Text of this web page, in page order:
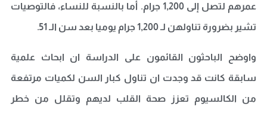
عمرهم لتصل إلى 1,200 جرام. أما بالنسبة للنساء، فالتوصيات
تشير بضرورة تناولهن لـ 1,200 جرام يوميا بعد سن الـ 51.
واوضح الباحثون القائمون على الدراسة ان ابحاث علمية
سابقة كانت قد وجدت ان تناول كبار السن لكميات مرتفعة
من الكالسيوم تعزز صحة القلب لديهم وتقلل من خطر